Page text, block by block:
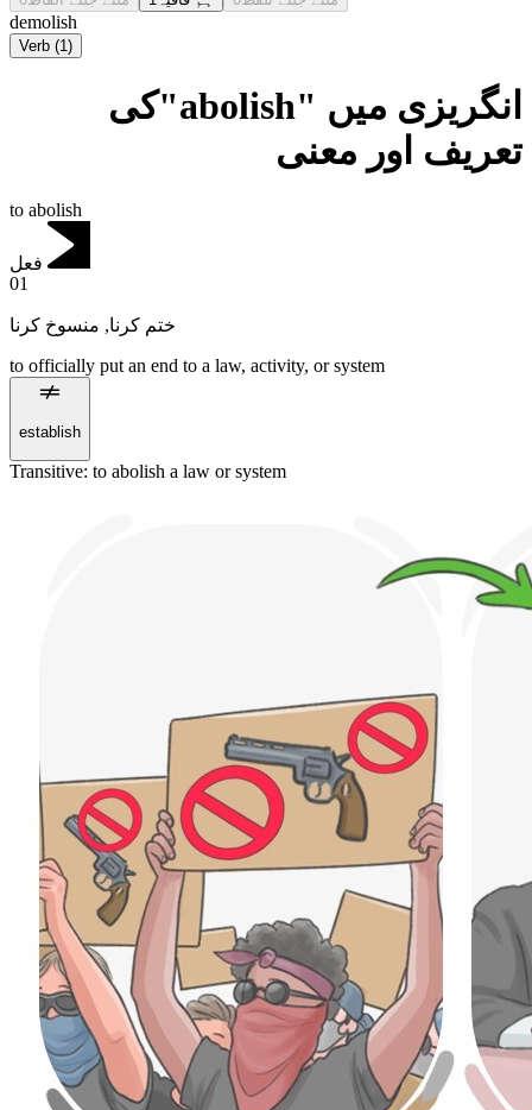
demolish
Verb (1)
انگریزی میں "abolish"کی
تعریف اور معنی
to abolish
فعل
01
ختم کرنا, منسوخ کرنا
to officially put an end to a law, activity, or system
establish
Transitive: to abolish a law or system